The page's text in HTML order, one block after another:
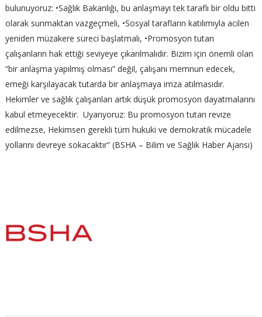
bulunuyoruz: •Sağlık Bakanlığı, bu anlaşmayı tek taraflı bir oldu bitti
olarak sunmaktan vazgeçmeli, •Sosyal tarafların katılımıyla acilen
yeniden müzakere süreci başlatmalı, •Promosyon tutarı
çalışanların hak ettiği seviyeye çıkarılmalıdır. Bizim için önemli olan
“bir anlaşma yapılmış olması” değil, çalışanı memnun edecek,
emeği karşılayacak tutarda bir anlaşmaya imza atılmasıdır.
Hekimler ve sağlık çalışanları artık düşük promosyon dayatmalarını
kabul etmeyecektir. Uyarıyoruz: Bu promosyon tutarı revize
edilmezse, Hekimsen gerekli tüm hukuki ve demokratik mücadele
yollarını devreye sokacaktır” (BSHA – Bilim ve Sağlık Haber Ajansı)